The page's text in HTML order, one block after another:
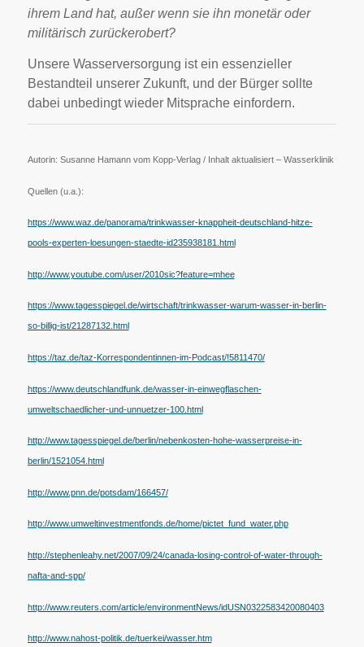
ihrem Land hat, außer wenn sie ihn monetär oder
militärisch zurückerobert?
Unsere Wasserversorgung ist ein essenzieller
Bestandteil unserer Zukunft, und der Bürger sollte
dabei unbedingt wieder Mitsprache einfordern.
Autorin: Susanne Hamann vom Kopp-Verlag / Inhalt aktualisiert – Wasserklinik
Quellen (u.a.):
https://www.waz.de/panorama/trinkwasser-knappheit-deutschland-hitze-
pools-experten-loesungen-staedte-id235938181.html
http://www.youtube.com/user/2010sic?feature=mhee
https://www.tagesspiegel.de/wirtschaft/trinkwasser-warum-wasser-in-berlin-
so-billig-ist/21287132.html
https://taz.de/taz-Korrespondentinnen-im-Podcast/!5811470/
https://www.deutschlandfunk.de/wasser-in-einwegflaschen-
umweltschaedlicher-und-unnuetzer-100.html
http://www.tagesspiegel.de/berlin/nebenkosten-hohe-wasserpreise-in-
berlin/1521054.html
http://www.pnn.de/potsdam/166457/
http://www.umweltinvestmentfonds.de/home/pictet_fund_water.php
http://stephenleahy.net/2007/09/24/canada-losing-control-of-water-through-
nafta-and-spp/
http://www.reuters.com/article/environmentNews/idUSN0322583420080403
http://www.nahost-politik.de/tuerkei/wasser.htm